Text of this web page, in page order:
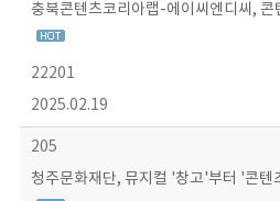
충북콘텐츠코리아랩-에이씨엔디씨, 콘
22201
2025.02.19
205
청주문화재단, 뮤지컬 '창고'부터 '콘텐